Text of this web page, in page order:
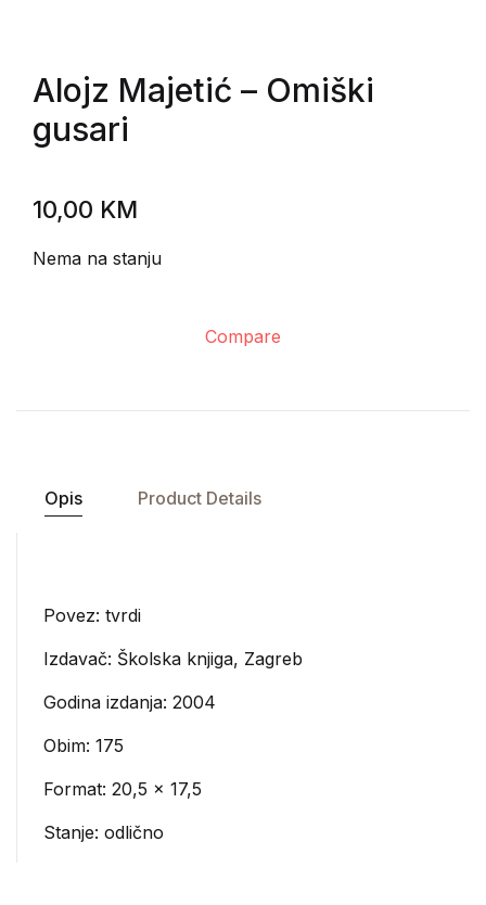
Alojz Majetić – Omiški
gusari
10,00 KM
Nema na stanju
Compare
Opis Product Details
Povez: tvrdi
Izdavač: Školska knjiga, Zagreb
Godina izdanja: 2004
Obim: 175
Format: 20,5 x 17,5
Stanje: odlično